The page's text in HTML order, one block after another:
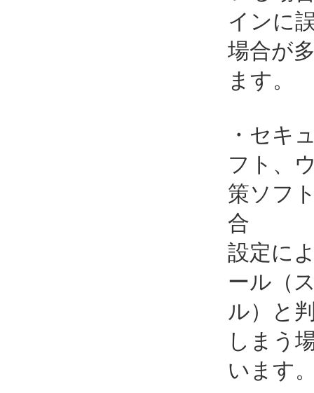
インに
場合が
ます。
・セキ
フト、
策ソフ
合
設定に
ール（
ル）と
しまう
います